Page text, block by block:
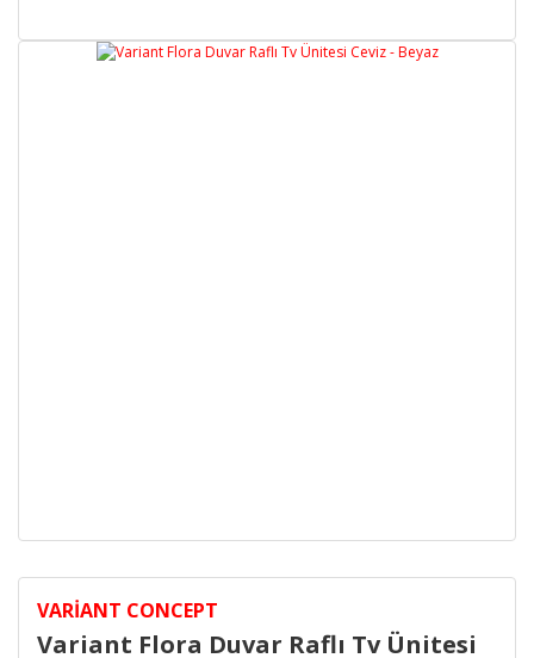
VARIANT CONCEPT
Variant Flora Duvar Raflı Tv Ünitesi